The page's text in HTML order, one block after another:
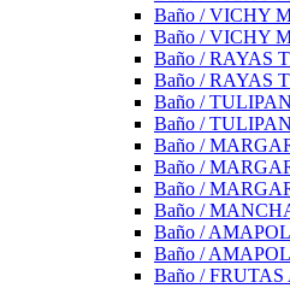
Baño / VICHY
Baño / VICHY
Baño / RAYAS
Baño / RAYAS
Baño /
Baño /
Baño /
Baño /
Baño /
Baño /
Baño /
Baño /
Baño /